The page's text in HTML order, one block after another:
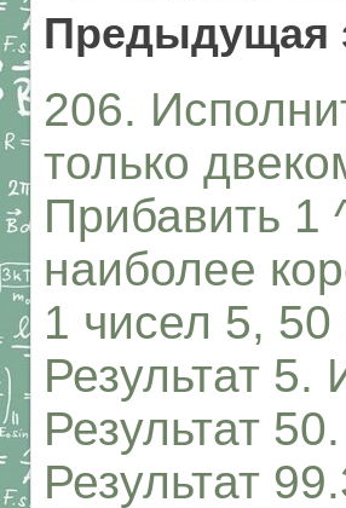
Предыдущая
206.
только
Прибавить 1
наиболее
1 чисел 5,
Результат
Результат
Результат